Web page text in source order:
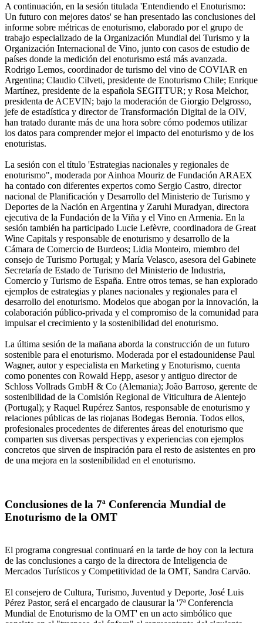
A continuación, en la sesión titulada 'Entendiendo el Enoturismo:
Un futuro con mejores datos' se han presentado las conclusiones del
informe sobre métricas de enoturismo, elaborado por el grupo de
trabajo especializado de la Organización Mundial del Turismo y la
Organización Internacional de Vino, junto con casos de estudio de
países donde la medición del enoturismo está más avanzada.
Rodrigo Lemos, coordinador de turismo del vino de COVIAR en
Argentina; Claudio Cilveti, presidente de Enoturismo Chile; Enrique
Martínez, presidente de la española SEGITTUR; y Rosa Melchor,
presidenta de ACEVIN; bajo la moderación de Giorgio Delgrosso,
jefe de estadística y director de Transformación Digital de la OIV,
han tratado durante más de una hora sobre cómo podemos utilizar
los datos para comprender mejor el impacto del enoturismo y de los
enoturistas.
La sesión con el título 'Estrategias nacionales y regionales de
enoturismo", moderada por Ainhoa Mouriz de Fundación ARAEX
ha contado con diferentes expertos como Sergio Castro, director
nacional de Planificación y Desarrollo del Ministerio de Turismo y
Deportes de la Nación en Argentina y Zaruhi Muradyan, directora
ejecutiva de la Fundación de la Viña y el Vino en Armenia. En la
sesión también ha participado Lucie Lefèvre, coordinadora de Great
Wine Capitals y responsable de enoturismo y desarrollo de la
Cámara de Comercio de Burdeos; Lidia Monteiro, miembro del
consejo de Turismo Portugal; y María Velasco, asesora del Gabinete
Secretaría de Estado de Turismo del Ministerio de Industria,
Comercio y Turismo de España. Entre otros temas, se han explorado
ejemplos de estrategias y planes nacionales y regionales para el
desarrollo del enoturismo. Modelos que abogan por la innovación, la
colaboración público-privada y el compromiso de la comunidad para
impulsar el crecimiento y la sostenibilidad del enoturismo.
La última sesión de la mañana aborda la construcción de un futuro
sostenible para el enoturismo. Moderada por el estadounidense Paul
Wagner, autor y especialista en Marketing y Enoturismo, cuenta
como ponentes con Rowald Hepp, asesor y antiguo director de
Schloss Vollrads GmbH & Co (Alemania); João Barroso, gerente de
sostenibilidad de la Comisión Regional de Viticultura de Alentejo
(Portugal); y Raquel Rupérez Santos, responsable de enoturismo y
relaciones públicas de las riojanas Bodegas Beronia. Todos ellos,
profesionales procedentes de diferentes áreas del enoturismo que
comparten sus diversas perspectivas y experiencias con ejemplos
concretos que sirven de inspiración para el resto de asistentes en pro
de una mejora en la sostenibilidad en el enoturismo.
Conclusiones de la 7ª Conferencia Mundial de
Enoturismo de la OMT
El programa congresual continuará en la tarde de hoy con la lectura
de las conclusiones a cargo de la directora de Inteligencia de
Mercados Turísticos y Competitividad de la OMT, Sandra Carvão.
El consejero de Cultura, Turismo, Juventud y Deporte, José Luis
Pérez Pastor, será el encargado de clausurar la '7ª Conferencia
Mundial de Enoturismo de la OMT' en un acto simbólico que